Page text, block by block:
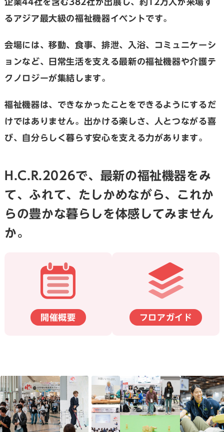
企業44社を含む382社が出展し、約12万人が来場す
るアジア最大級の福祉機器イベントです。
会場には、移動、食事、排泄、入浴、コミュニケーシ
ョンなど、日常生活を支える最新の福祉機器や介護テ
クノロジーが集結します。
福祉機器は、できなかったことをできるようにするだ
けではありません。出かける楽しさ、人とつながる喜
び、自分らしく暮らす安心を支える力があります。
H.C.R.2026で、最新の福祉機器をみ
て、ふれて、たしかめながら、これか
らの豊かな暮らしを体感してみません
か。
開催概要 フロアガイド